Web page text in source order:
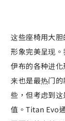
这些座椅用大
形象完美呈现
伊布的各种进
来也是最热门
些，但考虑到
值。Titan Evo